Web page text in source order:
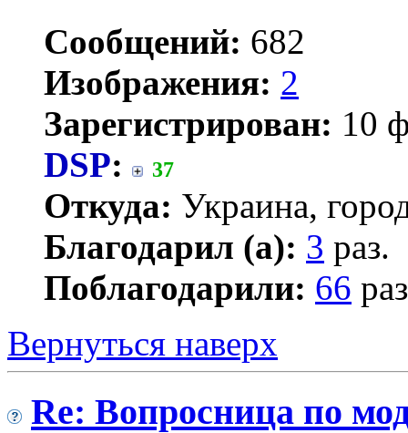
Сообщений: 682
Изображения: 2
Зарегистрирован: 10
DSP: 37
Откуда: Украина,
Благодарил (а): 3 раз.
Поблагодарили: 66
Вернуться наверх
Re: Вопросница по